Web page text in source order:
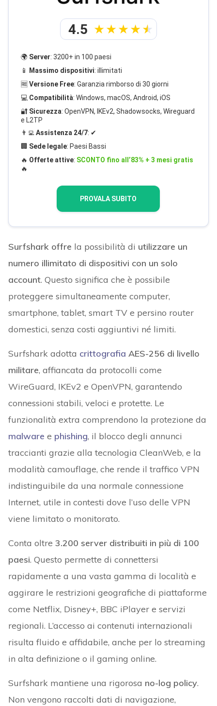
4.5
🌍 Server: 3200+ in 100 paesi
📱
Massimo dispositivi: illimitati
🆓Versione Free: Garanzia rimborso di 30 giorni
💻 Compatibilità: Windows, macOS, Android, iOS
🔐 Sicurezza: OpenVPN, IKEv2, Shadowsocks, Wireguard
e L2TP
👨‍💻Assistenza 24/7: ✔
🏢 Sede legale: Paesi Bassi
🔥 Offerte attive: SCONTO fino all’83% + 3 mesi gratis
🔥
PROVALA SUBITO
Surfshark offre la possibilità di utilizzare un
numero illimitato di dispositivi con un solo
account. Questo significa che è possibile
proteggere simultaneamente computer,
smartphone, tablet, smart TV e persino router
domestici, senza costi aggiuntivi né limiti.
Surfshark adotta crittografia AES-256 di livello
militare, affiancata da protocolli come
WireGuard, IKEv2 e OpenVPN, garantendo
connessioni stabili, veloci e protette. Le
funzionalità extra comprendono la protezione da
malware e phishing, il blocco degli annunci
traccianti grazie alla tecnologia CleanWeb, e la
modalità camouflage, che rende il traffico VPN
indistinguibile da una normale connessione
Internet, utile in contesti dove l’uso delle VPN
viene limitato o monitorato.
Conta oltre3.200 server distribuiti in più di 100
paesi. Questo permette di connettersi
rapidamente a una vasta gamma di località e
aggirare le restrizioni geografiche di piattaforme
come Netflix, Disney+, BBC iPlayer e servizi
regionali. L’accesso ai contenuti internazionali
risulta fluido e affidabile, anche per lo streaming
in alta definizione o il gaming online.
Surfshark mantiene una rigorosa no-log policy.
Non vengono raccolti dati di navigazione,